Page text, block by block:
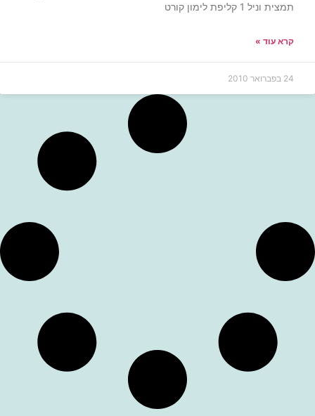
תמצית וניל 1 קליפת לימון קורט
קרא עוד »
24 בפברואר 2010